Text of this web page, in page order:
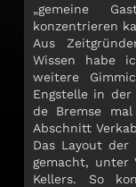
„gemeine
konzentrieren
Aus
Wissen habe
weitere
Engstelle in der
de Bremse
Abschnitt
Das Layout
gemacht, unter
Kellers. So